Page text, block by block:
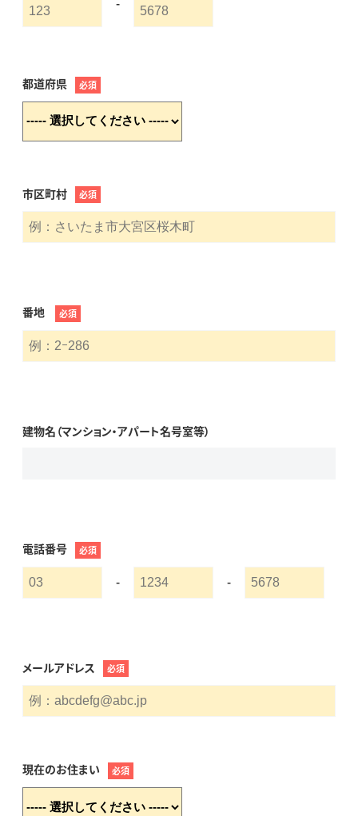
都道府県 必須
市区町村 必須
番地 必須
建物名（マンション・アパート名号室等）
電話番号 必須
- -
メールアドレス 必須
現在のお住まい 必須